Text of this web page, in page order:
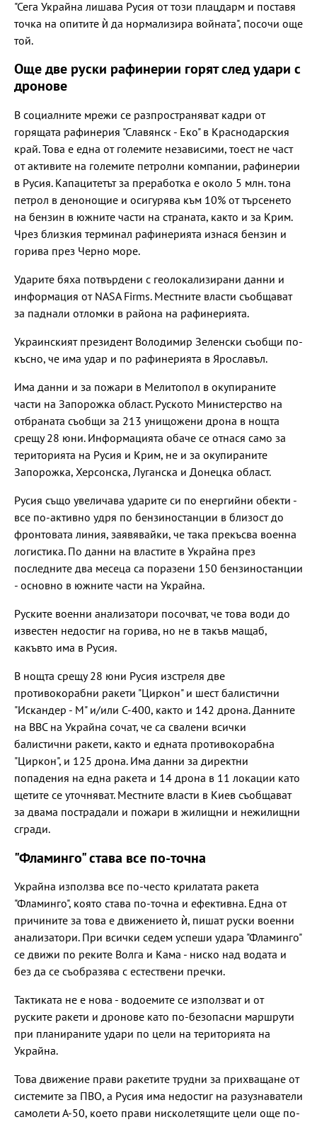
"Сега Украйна лишава Русия от този плацдарм и поставя
точка на опитите ѝ да нормализира войната", посочи още
той.
Още две руски рафинерии горят след удари с
дронове
В социалните мрежи се разпространяват кадри от
горящата рафинерия "Славянск - Еко" в Краснодарския
край. Това е една от големите независими, тоест не част
от активите на големите петролни компании, рафинерии
в Русия. Капацитетът за преработка е около 5 млн. тона
петрол в денонощие и осигурява към 10% от търсенето
на бензин в южните части на страната, както и за Крим.
Чрез близкия терминал рафинерията изнася бензин и
горива през Черно море.
Ударите бяха потвърдени с геолокализирани данни и
информация от NASA Firms. Местните власти съобщават
за паднали отломки в района на рафинерията.
Украинският президент Володимир Зеленски съобщи по-
късно, че има удар и по рафинерията в Ярославъл.
Има данни и за пожари в Мелитопол в окупираните
части на Запорожка област. Руското Министерство на
отбраната съобщи за 213 унищожени дрона в нощта
срещу 28 юни. Информацията обаче се отнася само за
територията на Русия и Крим, не и за окупираните
Запорожка, Херсонска, Луганска и Донецка област.
Русия също увеличава ударите си по енергийни обекти -
все по-активно удря по бензиностанции в близост до
фронтовата линия, заявявайки, че така прекъсва военна
логистика. По данни на властите в Украйна през
последните два месеца са поразени 150 бензиностанции
- основно в южните части на Украйна.
Руските военни анализатори посочват, че това води до
известен недостиг на горива, но не в такъв мащаб,
какъвто има в Русия.
В нощта срещу 28 юни Русия изстреля две
противокорабни ракети "Циркон" и шест балистични
"Искандер - М" и/или С-400, както и 142 дрона. Данните
на ВВС на Украйна сочат, че са свалени всички
балистични ракети, както и едната противокорабна
"Циркон", и 125 дрона. Има данни за директни
попадения на една ракета и 14 дрона в 11 локации като
щетите се уточняват. Местните власти в Киев съобщават
за двама пострадали и пожари в жилищни и нежилищни
сгради.
"Фламинго" става все по-точна
Украйна използва все по-често крилатата ракета
"Фламинго", която става по-точна и ефективна. Една от
причините за това е движението ѝ, пишат руски военни
анализатори. При всички седем успеши удара "Фламинго"
се движи по реките Волга и Кама - ниско над водата и
без да се съобразява с естествени пречки.
Тактиката не е нова - водоемите се използват и от
руските ракети и дронове като по-безопасни маршрути
при планираните удари по цели на територията на
Украйна.
Това движение прави ракетите трудни за прихващане от
системите за ПВО, а Русия има недостиг на разузнаватели
самолети А-50, което прави нисколетящите цели още по-